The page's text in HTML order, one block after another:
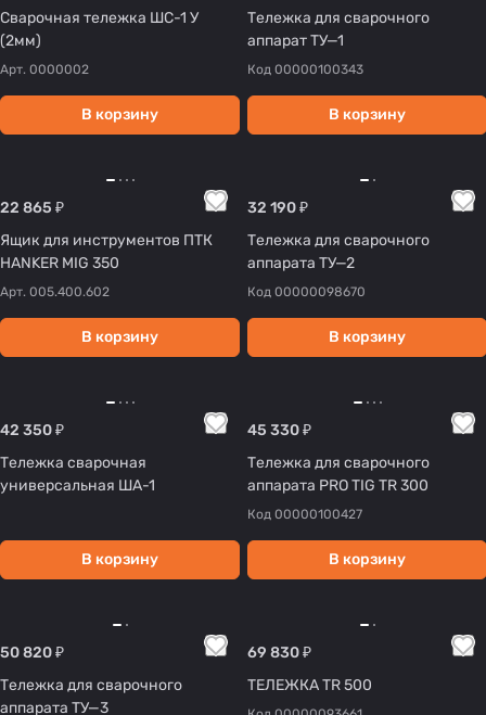
Cварочная тележка ШC-1 У
(2мм)
Арт. 0000002
В корзину
Тележка для сварочного
аппарат ТУ—1
Код 00000100343
В корзину
22 865 ₽
Ящик для инструментов ПТК
HANKER MIG 350
Арт. 005.400.602
В корзину
32 190 ₽
Тележка для сварочного
аппарата ТУ—2
Код 00000098670
В корзину
42 350 ₽
Тележка сварочная
универсальная ША-1
В корзину
45 330 ₽
Тележка для сварочного
аппарата PRO TIG TR 300
Код 00000100427
В корзину
50 820 ₽
Тележка для сварочного
аппарата ТУ—3
69 830 ₽
ТЕЛЕЖКА TR 500